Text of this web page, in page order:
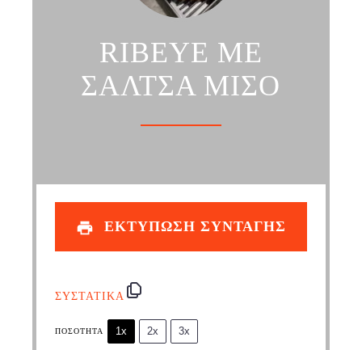
RIBEYE ΜΕ
ΣΑΛΤΣΑ ΜΙΣΟ
ΕΚΤΥΠΩΣΗ ΣΥΝΤΑΓΗΣ
ΣΥΣΤΑΤΙΚΑ
ΠΟΣΌΤΗΤΑ 1x 2x 3x